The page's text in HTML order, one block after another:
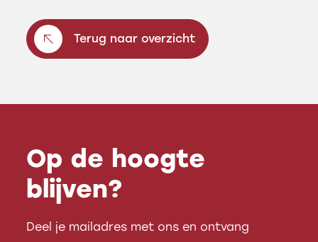
Terug naar overzicht
Op de hoogte
blijven?
Deel je mailadres met ons en ontvang